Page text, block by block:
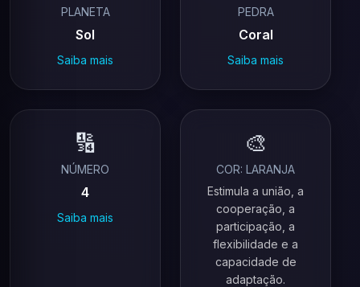
PLANETA
Sol
Saiba mais
PEDRA
Coral
Saiba mais
🔢
NÚMERO
4
Saiba mais
🎨
COR: LARANJA
Estimula a união, a
cooperação, a
participação, a
flexibilidade e a
capacidade de
adaptação.